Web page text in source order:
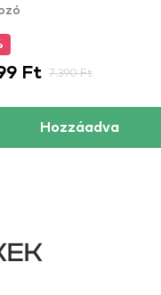
Ft 7.390 Ft
Hozzáadva